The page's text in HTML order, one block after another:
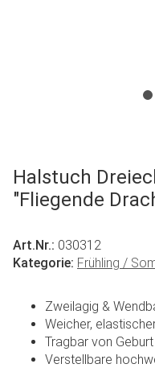
Halstuch
"Fliegende
Art.Nr.: 030312
Kategorie: Frühling /
Zweilagig &
Weicher,
Tragbar von
Verstellbare